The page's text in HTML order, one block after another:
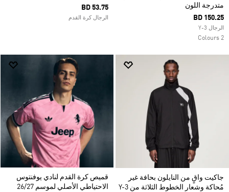
متدرجة اللون
BD 150.25
الرجال Y-3
2 Colours
BD 53.75
الرجال كرة القدم
جاكيت واقٍ من النايلون بحافة غير
مُحاكة وشعار الخطوط الثلاثة من Y-3
قميص كرة القدم لنادي يوفنتوس
الاحتياطي الأصلي لموسم 26/27